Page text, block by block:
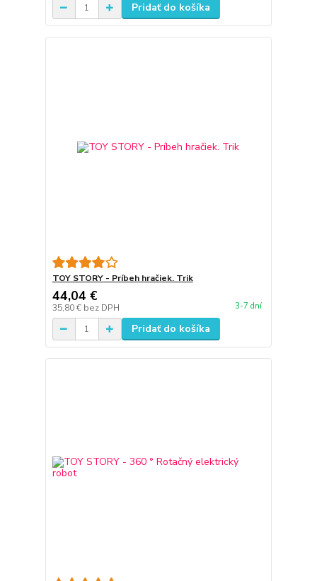
Pridať do košíka
TOY STORY - Príbeh hračiek. Trik
44,04 €
35,80 € bez DPH 3-7 dní
Pridať do košíka